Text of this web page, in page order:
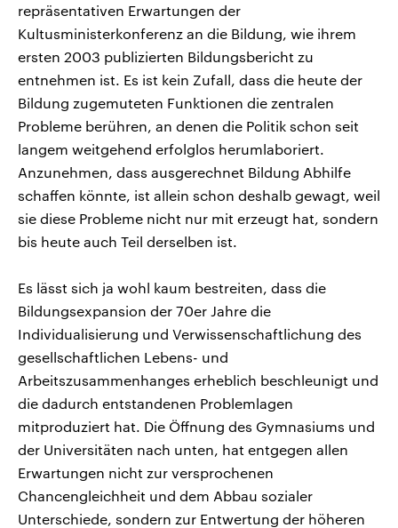
repräsentativen Erwartungen der
Kultusministerkonferenz an die Bildung, wie ihrem
ersten 2003 publizierten Bildungsbericht zu
entnehmen ist. Es ist kein Zufall, dass die heute der
Bildung zugemuteten Funktionen die zentralen
Probleme berühren, an denen die Politik schon seit
langem weitgehend erfolglos herumlaboriert.
Anzunehmen, dass ausgerechnet Bildung Abhilfe
schaffen könnte, ist allein schon deshalb gewagt, weil
sie diese Probleme nicht nur mit erzeugt hat, sondern
bis heute auch Teil derselben ist.
Es lässt sich ja wohl kaum bestreiten, dass die
Bildungsexpansion der 70er Jahre die
Individualisierung und Verwissenschaftlichung des
gesellschaftlichen Lebens- und
Arbeitszusammenhanges erheblich beschleunigt und
die dadurch entstandenen Problemlagen
mitproduziert hat. Die Öffnung des Gymnasiums und
der Universitäten nach unten, hat entgegen allen
Erwartungen nicht zur versprochenen
Chancengleichheit und dem Abbau sozialer
Unterschiede, sondern zur Entwertung der höheren